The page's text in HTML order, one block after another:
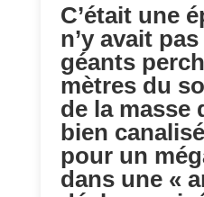
C’était une
n’y avait
géants
mètres du
de la masse
bien
pour un
dans une «